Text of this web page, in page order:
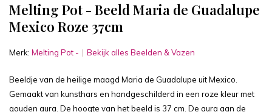
Melting Pot - Beeld Maria de Guadalupe
Mexico Roze 37cm
Merk: Melting Pot - Bekijk alles Beelden & Vazen
Beeldje van de heilige maagd Maria de Guadalupe uit Mexico.
Gemaakt van kunsthars en handgeschilderd in een roze kleur met
gouden aura. De hoogte van het beeld is 37 cm. De aura aan de